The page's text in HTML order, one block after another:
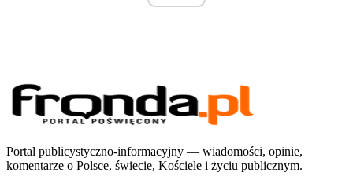
Portal publicystyczno-informacyjny — wiadomości, opinie,
komentarze o Polsce, świecie, Kościele i życiu publicznym.